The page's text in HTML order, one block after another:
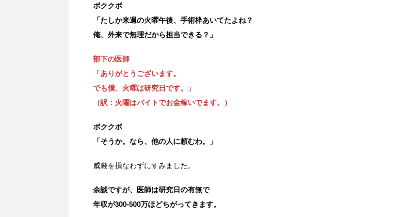
ボククボ
「たしか来週の火曜午後、手術枠あいてたよね？
俺、外来で無理だから担当できる？」
部下の医師
「ありがとうございます。
でも僕、火曜は研究日です。」
（訳：火曜はバイトでお金稼いでます。）
ボククボ
「そうか。なら、他の人に頼むわ。」
威厳を損なわずにすみました。
余談ですが、医師は研究日の有無で
年収が300-500万ほどちがってきます。